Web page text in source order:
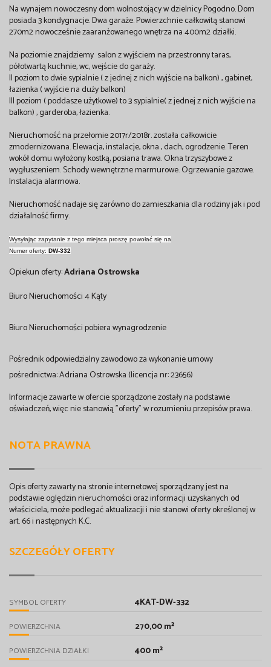
Na wynajem nowoczesny dom wolnostojący w dzielnicy Pogodno. Dom
posiada 3 kondygnacje. Dwa garaże. Powierzchnie całkowitą stanowi
270m2 nowocześnie zaaranżowanego wnętrza na 400m2 działki.
Na poziomie znajdziemy salon z wyjściem na przestronny taras,
półotwartą kuchnie, wc, wejście do garaży.
II poziom to dwie sypialnie ( z jednej z nich wyjście na balkon) , gabinet,
łazienka ( wyjście na duży balkon)
III poziom ( poddasze użytkowe) to 3 sypialnie( z jednej z nich wyjście na
balkon) , garderoba, łazienka.
Nieruchomość na przełomie 2017r/2018r. została całkowicie
zmodernizowana. Elewacja, instalacje, okna , dach, ogrodzenie. Teren
wokół domu wyłożony kostką, posiana trawa. Okna trzyszybowe z
wygłuszeniem. Schody wewnętrzne marmurowe. Ogrzewanie gazowe.
Instalacja alarmowa.
Nieruchomość nadaje się zarówno do zamieszkania dla rodziny jak i pod
działalność firmy.
Wysyłając zapytanie z tego miejsca proszę powołać się na
Numer oferty: DW-332
Opiekun oferty:Adriana Ostrowska
Biuro Nieruchomości 4 Kąty
Biuro Nieruchomości pobiera wynagrodzenie
Pośrednik odpowiedzialny zawodowo za wykonanie umowy
pośrednictwa: Adriana Ostrowska (licencja nr: 23656)
Informacje zawarte w ofercie sporządzone zostały na podstawie
oświadczeń, więc nie stanowią "oferty" w rozumieniu przepisów prawa.
NOTA PRAWNA
Opis oferty zawarty na stronie internetowej sporządzany jest na
podstawie oględzin nieruchomości oraz informacji uzyskanych od
właściciela, może podlegać aktualizacji i nie stanowi oferty określonej w
art. 66 i następnych K.C.
SZCZEGÓŁY OFERTY
SYMBOL OFERTY 4KAT-DW-332
POWIERZCHNIA 270,00 m²
POWIERZCHNIA DZIAŁKI 400 m²